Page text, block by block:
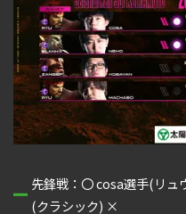
先鋒戦：〇 cosa選手(リュ
(クラシック) ×